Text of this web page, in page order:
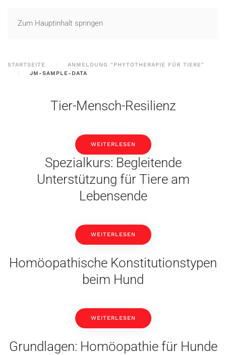
Zum Hauptinhalt springen
STARTSEITE
ANMELDUNG "PHYTOTHERAPIE FÜR TIERE"
JM-SAMPLE-DATA
Tier-Mensch-Resilienz
WEITERLESEN
Spezialkurs: Begleitende
Unterstützung für Tiere am
Lebensende
WEITERLESEN
Homöopathische Konstitutionstypen
beim Hund
WEITERLESEN
Grundlagen: Homöopathie für Hunde